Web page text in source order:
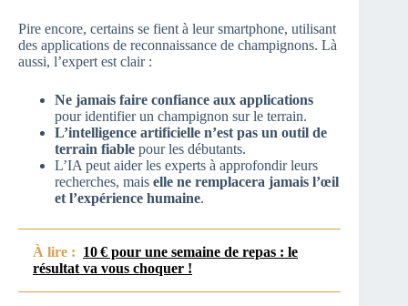
Pire encore, certains se fient à leur smartphone, utilisant
des applications de reconnaissance de champignons. Là
aussi, l’expert est clair :
Ne jamais faire confiance aux applications
pour identifier un champignon sur le terrain.
L’intelligence artificielle n’est pas un outil de
terrain fiable pour les débutants.
L’IA peut aider les experts à approfondir leurs
recherches, mais elle ne remplacera jamais l’œil
et l’expérience humaine.
À lire : 10 € pour une semaine de repas : le
résultat va vous choquer !